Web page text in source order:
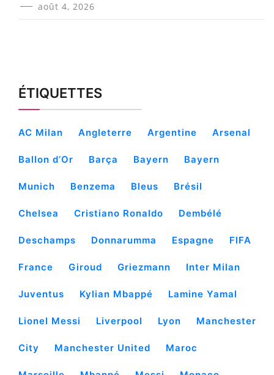
août 4, 2026
ÉTIQUETTES
AC Milan Angleterre Argentine Arsenal
Ballon d’Or Barça Bayern Bayern
Munich Benzema Bleus Brésil
Chelsea Cristiano Ronaldo Dembélé
Deschamps Donnarumma Espagne FIFA
France Giroud Griezmann Inter Milan
Juventus Kylian Mbappé Lamine Yamal
Lionel Messi Liverpool Lyon Manchester
City Manchester United Maroc